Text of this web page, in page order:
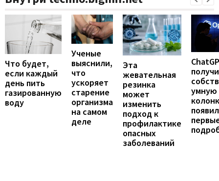
Что будет,
если каждый
день пить
газированную
воду
Ученые
выяснили,
что
ускоряет
старение
организма
на самом
деле
Эта
жевательная
резинка
может
изменить
подход к
профилактике
опасных
заболеваний
умную